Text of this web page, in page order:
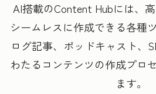
AI搭載のContent Hubには、
シームレスに作成できる各種
ログ記事、ポッドキャスト、
わたるコンテンツの作成プロ
ます。